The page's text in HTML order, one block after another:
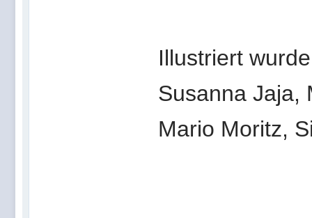
Illustriert
Susanna Jaja,
Mario Moritz,